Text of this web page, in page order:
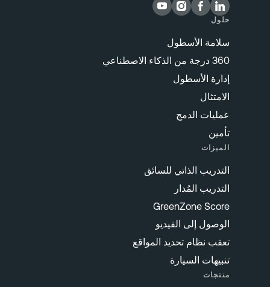
سلامة الأسطول
إدارة الأسطول
الامتثال
عمليات الدمج
تأمين
الميزات
التدريب الذاتي للسائق
التدريب المُدار
GreenZone Score
الوصول إلى الفيديو
تعقب نظام تحديد المواقع
تنبيهات السيارة
منتجات